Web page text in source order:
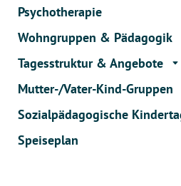
Psychotherapie
Wohngruppen & Pädagogik
Tagesstruktur & Angebote
Mutter-/Vater-Kind-Gruppen
Sozialpädagogische
Speiseplan